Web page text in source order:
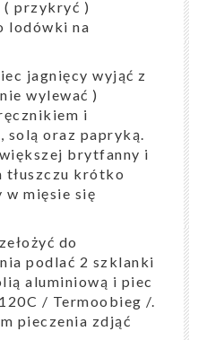
( przykryć )
lodówki na
jagnięcy wyjąć z
wylewać )
i
solą oraz papryką.
brytfanny i
tłuszczu krótko
w mięsie się
do
podlać 2 szklanki
aluminiową i piec
/ Termoobieg /.
pieczenia zdjąć